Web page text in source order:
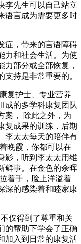
李先生可以自己站立
语言成为需要更多时
症，带来的言语障碍
力和社会生活。为使
力部分或全部恢复，
持是非常重要的。
复护士、专业营养
成的多学科康复团队
案， 除此之外，为
复成果的训练，后期
李太太每天的陪伴有
晚霞，你都可以在
影，听到李太太用维
鲜事。在金色的余晖
着手，脸上洋溢着
的感染着和睦家康
仅得到了尊重和关
的帮助下学会了正确
加入到日常的康复活